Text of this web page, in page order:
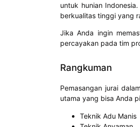
untuk hunian
berkualitas tinggi yang
Jika Anda ingin
percayakan pada tim
Rangkuman
Pemasangan jurai
utama yang bisa Anda
Teknik Adu Manis